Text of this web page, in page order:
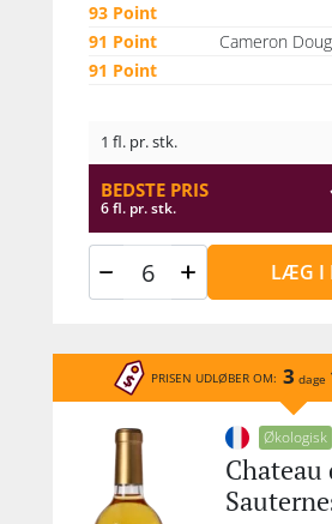
93 Point
91 Point
Cameron
91 Point
1 fl. pr. stk.
BEDSTE PRIS
6 fl. pr. stk.
LÆG I
PRISEN UDLØBER OM: 3 dage
Økologisk